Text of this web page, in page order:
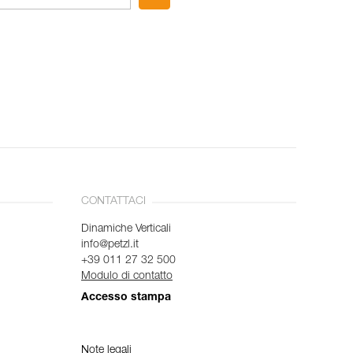
CONTATTACI
Dinamiche Verticali
info@petzl.it
+39 011 27 32 500
Modulo di contatto
Accesso stampa